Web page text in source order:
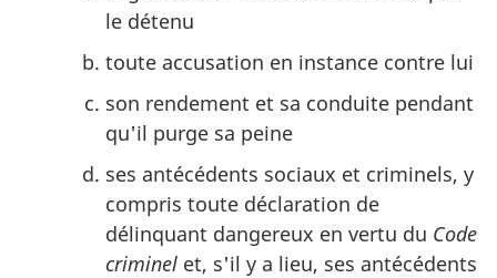
le détenu
toute accusation en instance contre lui
son rendement et sa conduite pendant
qu'il purge sa peine
ses antécédents sociaux et criminels, y
compris toute déclaration de
délinquant dangereux en vertu du Code
criminel et, s'il y a lieu, ses antécédents